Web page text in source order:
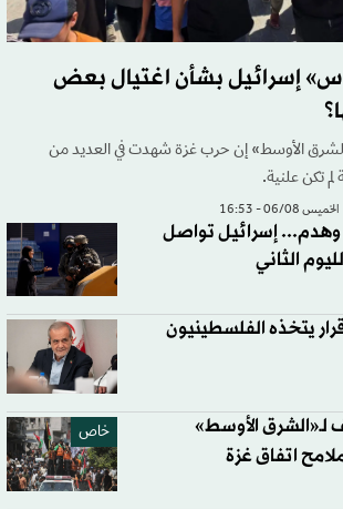
إسرائيل بشأن اغتيال بعض
الأوسط» إن حرب غزة شهدت في العديد من
لم تكن علنية.
الخميس 06/08 - 16:53
وهدم... إسرائيل تواصل
الثاني
يتخذه الفلسطينيون
خاص
الأوسط»
اتفاق غزة